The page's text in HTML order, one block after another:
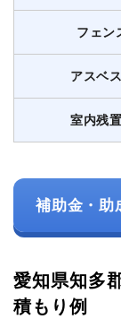
フェン
アスベ
室内残
補助金・助
愛知県知多
積もり例